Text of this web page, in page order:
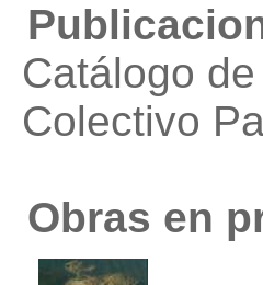
Catálogo
Colectivo
Obras en